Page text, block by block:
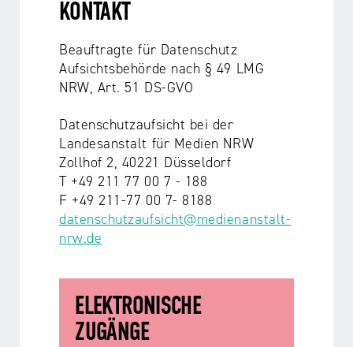
KONTAKT
Beauftragte für Datenschutz
Aufsichtsbehörde nach § 49 LMG
NRW, Art. 51 DS-GVO
Datenschutzaufsicht bei der
Landesanstalt für Medien NRW
Zollhof 2, 40221 Düsseldorf
T +49 211 77 00 7 - 188
F +49 211-77 00 7- 8188
datenschutzaufsicht@medienanstalt-
nrw.de
ELEKTRONISCHE
ZUGÄNGE